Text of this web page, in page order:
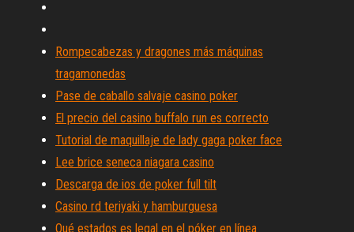
Rompecabezas y dragones más máquinas
tragamonedas
Pase de caballo salvaje casino poker
El precio del casino buffalo run es correcto
Tutorial de maquillaje de lady gaga poker face
Lee brice seneca niagara casino
Descarga de ios de poker full tilt
Casino rd teriyaki y hamburguesa
Qué estados es legal en el póker en línea